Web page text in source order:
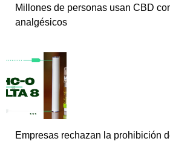
Millones de personas usan CBD
analgésicos
Empresas rechazan la prohibición